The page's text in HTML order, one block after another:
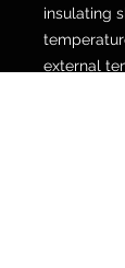
insulating
external